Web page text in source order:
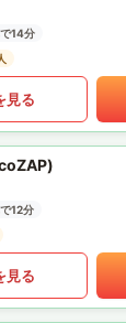
14分
見る
12分
見る